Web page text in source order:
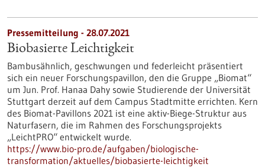
Pressemitteilung - 28.07.2021
Biobasierte Leichtigkeit
Bambusähnlich, geschwungen und federleicht präsentiert
sich ein neuer Forschungspavillon, den die Gruppe „Biomat“
um Jun. Prof. Hanaa Dahy sowie Studierende der Universität
Stuttgart derzeit auf dem Campus Stadtmitte errichten. Kern
des Biomat-Pavillons 2021 ist eine aktiv-Biege-Struktur aus
Naturfasern, die im Rahmen des Forschungsprojekts
„LeichtPRO“ entwickelt wurde.
https://www.bio-pro.de/aufgaben/biologische-
transformation/aktuelles/biobasierte-leichtigkeit